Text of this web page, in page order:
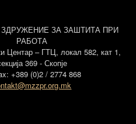
ЗА ЗАШТИТА ПРИ
РАБОТА
Центар – ГТЦ, локал 582, кат 1,
369 - Скопје
+389 (0)2 / 2774 868